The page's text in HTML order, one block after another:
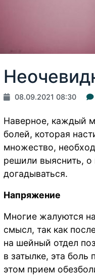
08.09.2021 08:30
Наверное, каждый
болей, которая
множество,
решили выяснить,
догадываться.
Напряжение
Многие жалуются
смысл, так как
на шейный отдел
в затылке, эта боль
этом прием